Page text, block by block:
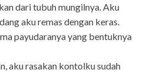
dari tubuh mungilnya. Aku
aku remas dengan keras.
payudaranya yang bentuknya
aku rasakan kontolku sudah